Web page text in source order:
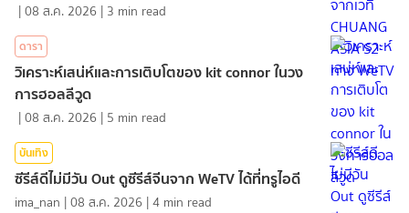
|08 ส.ค. 2026 | 3 min read
ดารา
วิเคราะห์เสน่ห์และการเติบโตของ kit connor ในวง
การฮอลลีวูด
|08 ส.ค. 2026 | 5 min read
บันเทิง
ซีรีส์ดีไม่มีวัน Out ดูซีรีส์จีนจาก WeTV ได้ที่ทรูไอดี
ima_nan |08 ส.ค. 2026 |4 min read